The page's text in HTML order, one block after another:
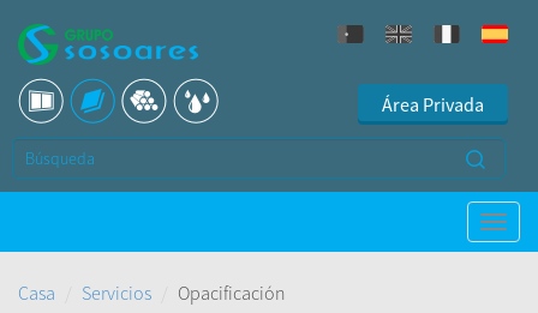
Área Privada
Casa Servicios Opacificación